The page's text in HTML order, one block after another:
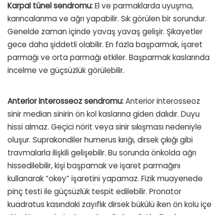
Karpal tünel sendromu:El ve parmaklarda uyuşma,
karıncalanma ve ağrı yapabilir. Sık görülen bir sorundur.
Genelde zaman içinde yavaş yavaş gelişir. Şikayetler
gece daha şiddetli olabilir. En fazla başparmak, işaret
parmağı ve orta parmağı etkiler. Başparmak kaslarında
incelme ve güçsüzlük görülebilir.
Anterior interosseoz sendromu:Anterior interosseoz
sinir median sinirin ön kol kaslarına giden dalıdır. Duyu
hissi almaz. Geçici nörit veya sinir sıkışması nedeniyle
oluşur. Suprakondiler humerus kırığı, dirsek çıkığı gibi
travmalarla ilişkili gelişebilir. Bu sorunda önkolda ağrı
hissedilebilir, kişi başpamak ve işaret parmağını
kullanarak “okey” işaretini yapamaz. Fizik muayenede
pinç testi ile güçsüzlük tespit edilebilir. Pronator
kuadratus kasındaki zayıflık dirsek bükülü iken ön kolu içe